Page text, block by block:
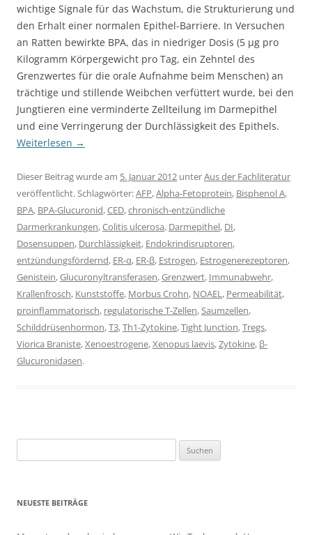
wichtige Signale für das Wachstum, die Strukturierung und
den Erhalt einer normalen Epithel-Barriere. In Versuchen
an Ratten bewirkte BPA, das in niedriger Dosis (5 µg pro
Kilogramm Körpergewicht pro Tag, ein Zehntel des
Grenzwertes für die orale Aufnahme beim Menschen) an
trächtige und stillende Weibchen verfüttert wurde, bei den
Jungtieren eine verminderte Zellteilung im Darmepithel
und eine Verringerung der Durchlässigkeit des Epithels.
Weiterlesen →
Dieser Beitrag wurde am 5. Januar 2012 unterAus der Fachliteratur
veröffentlicht. Schlagwörter:AFP,Alpha-Fetoprotein, Bisphenol A,
BPA, BPA-Glucuronid,CED,chronisch-entzündliche
Darmerkrankungen,Colitis ulcerosa, Darmepithel, DI,
Dosensuppen, Durchlässigkeit, Endokrindisruptoren,
entzündungsfördernd, ER-α, ER-β, Estrogen, Estrogenerezeptoren,
Genistein,Glucuronyltransferasen,Grenzwert, Immunabwehr,
Krallenfrosch, Kunststoffe, Morbus Crohn, NOAEL, Permeabilität,
proinflammatorisch, regulatorische T-Zellen,Saumzellen,
Schilddrüsenhormon,T3,Th1-Zytokine,Tight Junction,Tregs,
Viorica Braniste,Xenoestrogene,Xenopus laevis,Zytokine, β-
Glucuronidasen.
nach:
NEUESTE BEITRÄGE